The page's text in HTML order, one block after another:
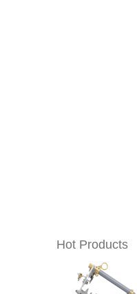
Hot Products